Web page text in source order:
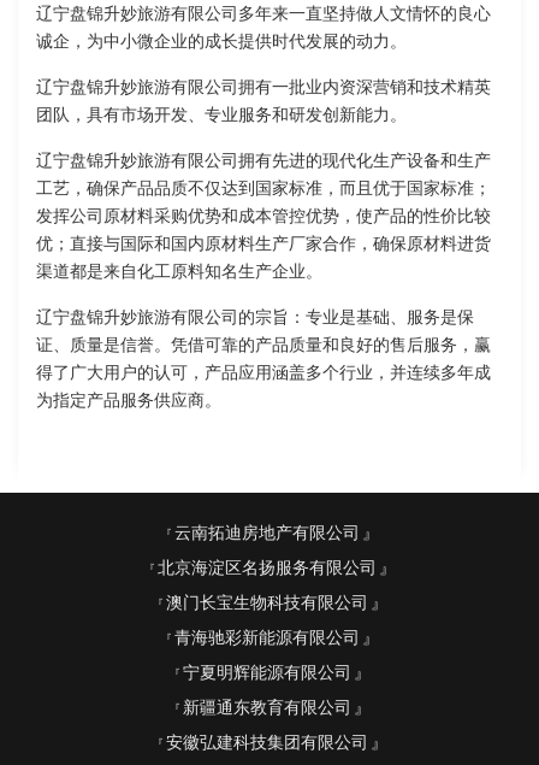
辽宁盘锦升妙旅游有限公司多年来一直坚持做人文情怀的良心
诚企，为中小微企业的成长提供时代发展的动力。
辽宁盘锦升妙旅游有限公司拥有一批业内资深营销和技术精英
团队，具有市场开发、专业服务和研发创新能力。
辽宁盘锦升妙旅游有限公司拥有先进的现代化生产设备和生产
工艺，确保产品品质不仅达到国家标准，而且优于国家标准；
发挥公司原材料采购优势和成本管控优势，使产品的性价比较
优；直接与国际和国内原材料生产厂家合作，确保原材料进货
渠道都是来自化工原料知名生产企业。
辽宁盘锦升妙旅游有限公司的宗旨：专业是基础、服务是保
证、质量是信誉。凭借可靠的产品质量和良好的售后服务，赢
得了广大用户的认可，产品应用涵盖多个行业，并连续多年成
为指定产品服务供应商。
云南拓迪房地产有限公司
北京海淀区名扬服务有限公司
澳门长宝生物科技有限公司
青海驰彩新能源有限公司
宁夏明辉能源有限公司
新疆通东教育有限公司
安徽弘建科技集团有限公司